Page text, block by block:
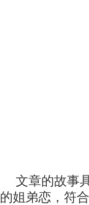
文章的故事
的姐弟恋，符